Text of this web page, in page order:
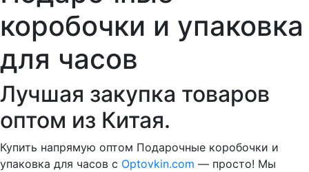
коробочки и упаковка
для часов
Лучшая закупка товаров
оптом из Китая.
Купить напрямую оптом Подарочные коробочки и
упаковка для часов с Optovkin.com — просто! Мы